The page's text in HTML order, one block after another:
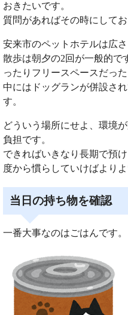
おきたいです。
質問があればその時にしてお
安来市のペットホテルは広
散歩は朝夕の2回が一般的で
ったりフリースペースだった
中にはドッグランが併設さ
す。
どういう場所にせよ、環境
負担です。
できればいきなり長期で預
度から慣らしていけばよりよ
当日の持ち物を確認
一番大事なのはごはんです。